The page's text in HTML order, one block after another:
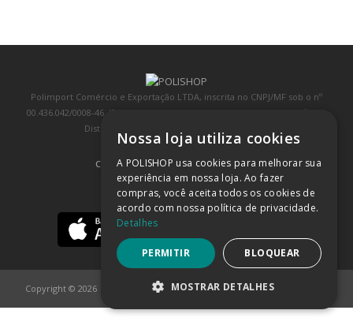
Polimport Comércio e Exportação LTDA, inscrita no CNPJ/MF sob o nº
00.436.042/0008-46, IE 407.458.707.103, com sede na Rua Kanebo, nº 175,
Distrito Industrial, Jundiaí/SP, CEP: 13213-090
COMPRA 100% SEGURA (SAIBA MAIS)
BAIXE NOSSO APP
Copyright © 2026
Nossa loja utiliza cookies
A POLISHOP usa cookies para melhorar sua
experiência em nossa loja. Ao fazer
compras, você aceita todos os cookies de
acordo com nossa política de privacidade.
Detalhes
PERMITIR BLOQUEAR
MOSTRAR DETALHES
ESTRITAMENTE NECESSÁRIOS